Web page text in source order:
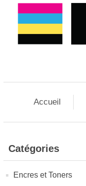
Accueil
Catégories
Encres et Toners